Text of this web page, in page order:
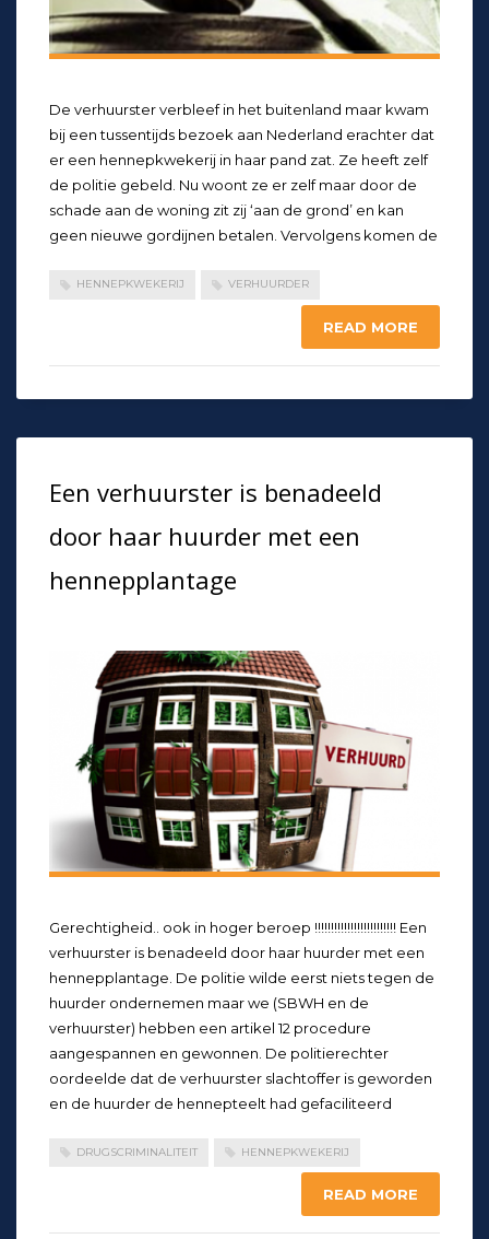
De verhuurster verbleef in het buitenland maar kwam
bij een tussentijds bezoek aan Nederland erachter dat
er een hennepkwekerij in haar pand zat. Ze heeft zelf
de politie gebeld. Nu woont ze er zelf maar door de
schade aan de woning zit zij ‘aan de grond’ en kan
geen nieuwe gordijnen betalen. Vervolgens komen de
HENNEPKWEKERIJ VERHUURDER
READ MORE
Een verhuurster is benadeeld
door haar huurder met een
hennepplantage
Gerechtigheid.. ook in hoger beroep !!!!!!!!!!!!!!!!!!!!!!!!! Een
verhuurster is benadeeld door haar huurder met een
hennepplantage. De politie wilde eerst niets tegen de
huurder ondernemen maar we (SBWH en de
verhuurster) hebben een artikel 12 procedure
aangespannen en gewonnen. De politierechter
oordeelde dat de verhuurster slachtoffer is geworden
en de huurder de hennepteelt had gefaciliteerd
DRUGSCRIMINALITEIT HENNEPKWEKERIJ
READ MORE